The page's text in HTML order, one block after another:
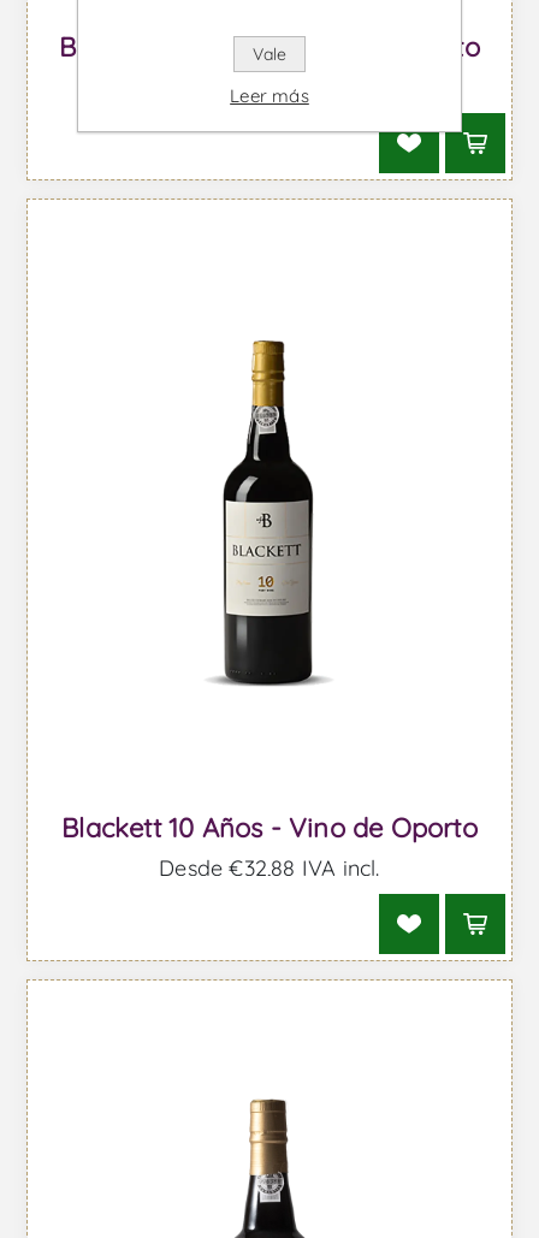
Blackett 20 Años - Vino de Oporto
Desde €69,86 IVA incl.
Blackett 10 Años - Vino de Oporto
Desde €32,88 IVA incl.
Vale
Leer más